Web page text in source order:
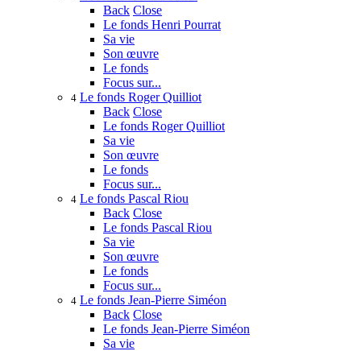
Back Close
Le fonds Henri Pourrat
Sa vie
Son œuvre
Le fonds
Focus sur...
4 Le fonds Roger Quilliot
Back Close
Le fonds Roger Quilliot
Sa vie
Son œuvre
Le fonds
Focus sur...
4 Le fonds Pascal Riou
Back Close
Le fonds Pascal Riou
Sa vie
Son œuvre
Le fonds
Focus sur...
4 Le fonds Jean-Pierre Siméon
Back Close
Le fonds Jean-Pierre Siméon
Sa vie